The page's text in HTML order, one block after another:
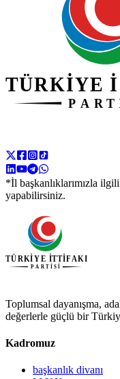
*İl başkanlıklarımızla
yapabilirsiniz.
Toplumsal dayanışma,
değerlerle güçlü bir
Kadromuz
başkanlık divanı